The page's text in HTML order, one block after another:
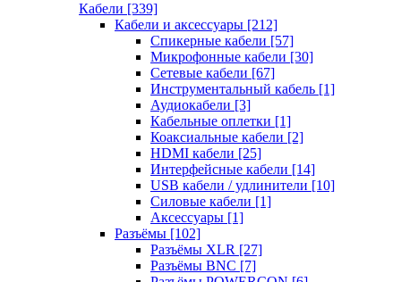
Кабели [339]
Кабели и аксессуары [212]
Спикерные кабели [57]
Микрофонные кабели [30]
Сетевые кабели [67]
Инструментальный кабель [1]
Аудиокабели [3]
Кабельные оплетки [1]
Коаксиальные кабели [2]
HDMI кабели [25]
Интерфейсные кабели [14]
USB кабели / удлинители [10]
Силовые кабели [1]
Аксессуары [1]
Разъёмы [102]
Разъёмы XLR [27]
Разъёмы BNC [7]